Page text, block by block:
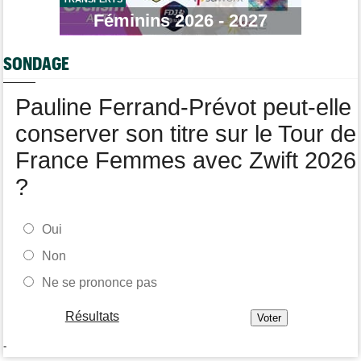
Bart Lemmen fait coup double sur la 4e étape, UAE déçoit !
pour 1 an
Felix Gall remporte la 3e étape et prend les commandes du
général
Féminins 2026 - 2027
SONDAGE
Pauline Ferrand-Prévot peut-elle
conserver son titre sur le Tour de
France Femmes avec Zwift 2026
?
Oui
Non
Ne se prononce pas
Résultats
-